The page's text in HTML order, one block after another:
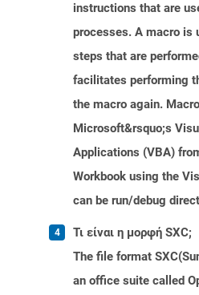
instructions that are
processes. A macro is
steps that are
facilitates performing
the macro again.
Microsoft&rsquo;s
Applications (VBA)
Workbook using the
can be run/debug
Τι είναι η μορφή SXC;
The file format
an office suite called